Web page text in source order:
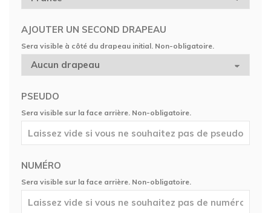
AJOUTER UN SECOND DRAPEAU
Sera visible à côté du drapeau initial. Non-obligatoire.
PSEUDO
Sera visible sur la face arrière. Non-obligatoire.
NUMÉRO
Sera visible sur la face arrière. Non-obligatoire.